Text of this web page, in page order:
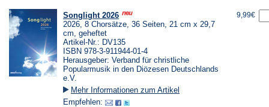
Songlight 2026
2026, 8 Chorsätze, 36 Seiten, 21 cm x 29,7
cm, geheftet
Artikel-Nr.: DV135
ISBN 978-3-911944-01-4
Herausgeber: Verband für christliche
Popularmusik in den Diözesen Deutschlands
e.V.
Mehr Informationen zum Artikel
Empfehlen:
9,99€